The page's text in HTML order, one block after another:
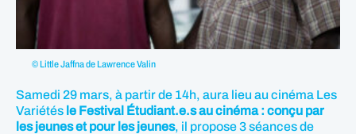
© Little Jaffna de Lawrence Valin
Samedi 29 mars, à partir de 14h, aura lieu au cinéma Les
Variétés le Festival Étudiant.e.s au cinéma : conçu par
les jeunes et pour les jeunes, il propose 3 séances de